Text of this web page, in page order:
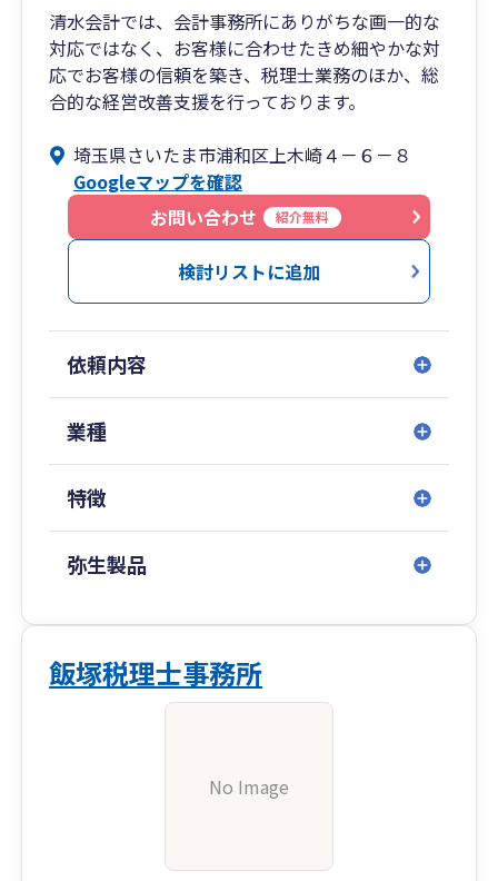
清水会計では、会計事務所にありがちな画一的な
対応ではなく、お客様に合わせたきめ細やかな対
応でお客様の信頼を築き、税理士業務のほか、総
合的な経営改善支援を行っております。
埼玉県さいたま市浦和区上木崎４－６－８
Googleマップを確認
お問い合わせ
紹介無料
検討リストに追加
依頼内容
業種
特徴
弥生製品
飯塚税理士事務所
No Image